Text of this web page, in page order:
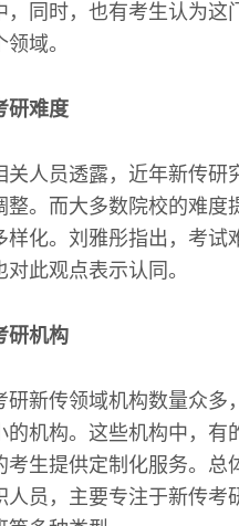
，同时，也有考生认为这
领域。
研难度
关人员透露，近年新传研
整。而大多数院校的难度
样化。刘雅彤指出，考试
对此观点表示认同。
研机构
研新传领域机构数量众多
的机构。这些机构中，有
考生提供定制化服务。总
人员，主要专注于新传考